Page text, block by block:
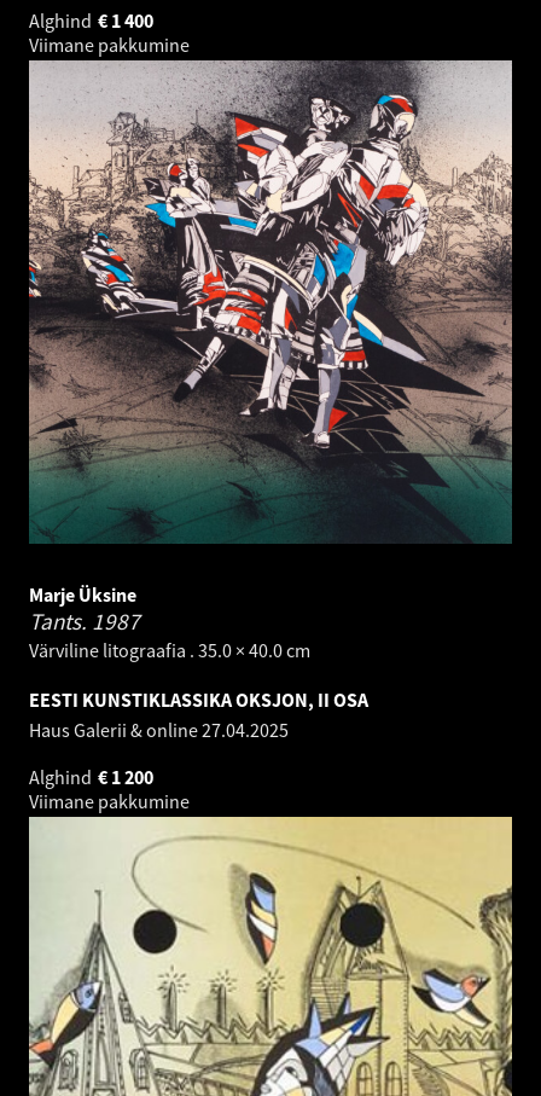
Alghind 1 400
€
Viimane pakkumine
Marje Üksine
Tants. 1987
Värviline litograafia . 35.0 × 40.0 cm
EESTI KUNSTIKLASSIKA OKSJON, II OSA
Haus Galerii & online27.04.2025
Alghind
1 200
€
Viimane pakkumine